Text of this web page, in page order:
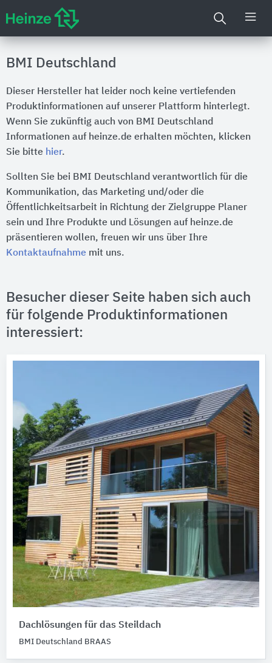
BMI Deutschland
Dieser Hersteller hat leider noch keine vertiefenden
Produktinformationen auf unserer Plattform hinterlegt.
Wenn Sie zukünftig auch von BMI Deutschland
Informationen auf heinze.de erhalten möchten, klicken
Sie bitte hier.
Sollten Sie bei BMI Deutschland verantwortlich für die
Kommunikation, das Marketing und/oder die
Öffentlichkeitsarbeit in Richtung der Zielgruppe Planer
sein und Ihre Produkte und Lösungen auf heinze.de
präsentieren wollen, freuen wir uns über Ihre
Kontaktaufnahme mit uns.
Besucher dieser Seite haben sich auch
für folgende Produktinformationen
interessiert:
Dachlösungen für das Steildach
BMI Deutschland BRAAS